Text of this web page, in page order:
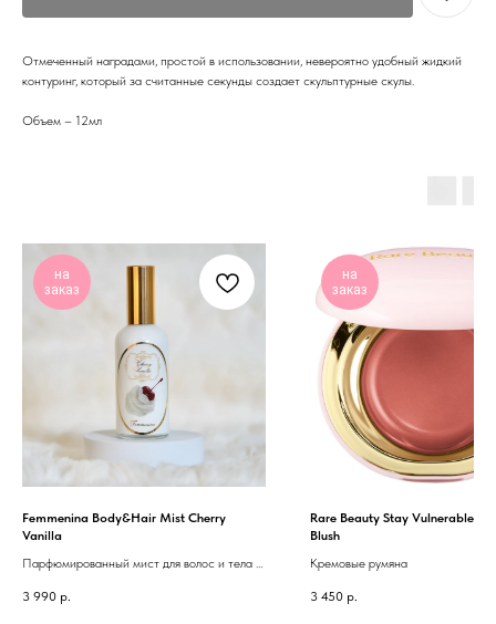
Отмеченный наградами, простой в использовании, невероятно удобный жидкий
контуринг, который за считанные секунды создает скульптурные скулы.
Объем – 12мл
на
заказ
Femmenina Body&Hair Mist Cherry
Vanilla
Парфюмированный мист для волос и тела –
3 990 р.
на
заказ
Rare Beauty Stay Vulnerable
Blush
Кремовые румяна
3 450 р.